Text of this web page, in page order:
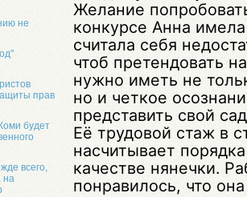
не
прав
будет
всего,
на
Желание
конкурсе Анна
считала себя
чтоб претендовать
нужно иметь не
но и четкое
представить свой
Её трудовой стаж в
насчитывает
качестве нянечки.
понравилось, что